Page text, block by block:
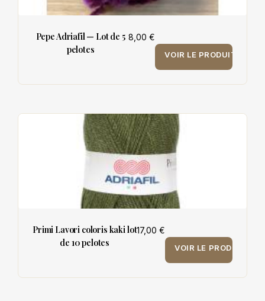
Pepe Adriafil — Lot de 5
pelotes
8,00 €
VOIR LE PRODUIT
Primi Lavori coloris kaki lot
de 10 pelotes
17,00 €
VOIR LE PRODUIT